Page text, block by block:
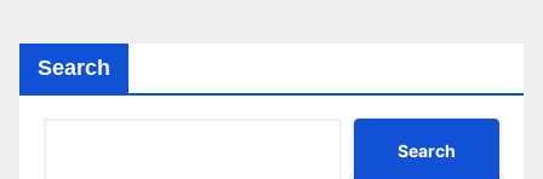
Search
Search